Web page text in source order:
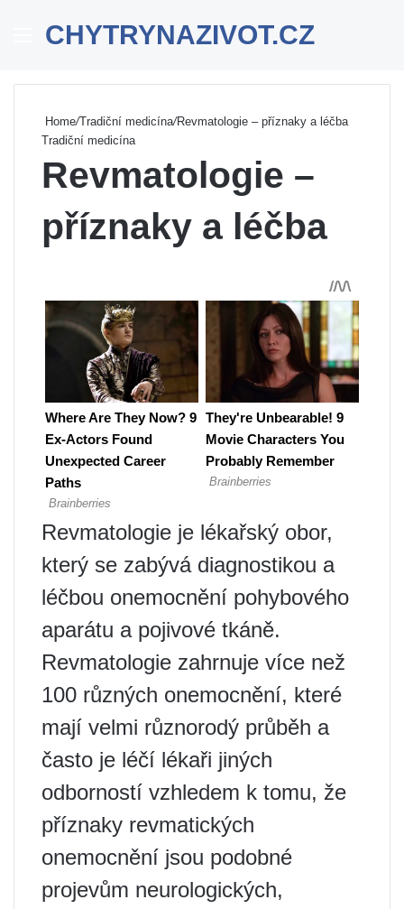
Menu
CHYTRYNAZIVOT.CZ
Home/Tradiční medicína/Revmatologie – příznaky a léčba
Tradiční medicína
Revmatologie –
příznaky a léčba
Revmatologie je lékařský obor,
který se zabývá diagnostikou a
léčbou onemocnění pohybového
aparátu a pojivové tkáně.
Revmatologie zahrnuje více než
100 různých onemocnění, které
mají velmi různorodý průběh a
často je léčí lékaři jiných
odborností vzhledem k tomu, že
příznaky revmatických
onemocnění jsou podobné
projevům neurologických,